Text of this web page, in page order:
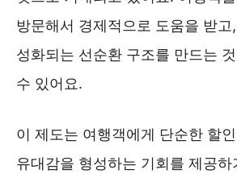
방문해서 경제적으로 도움을 받
성화되는 선순환 구조를 만드는
수 있어요.
이 제도는 여행객에게 단순한 할
유대감을 형성하는 기회를 제공하